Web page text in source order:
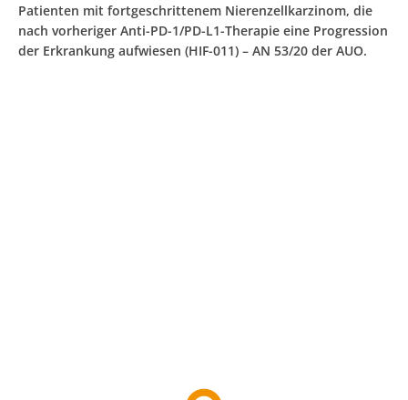
Patienten mit fortgeschrittenem Nierenzellkarzinom, die
nach vorheriger Anti-PD-1/PD-L1-Therapie eine Progression
der Erkrankung aufwiesen (HIF-011) – AN 53/20 der AUO.